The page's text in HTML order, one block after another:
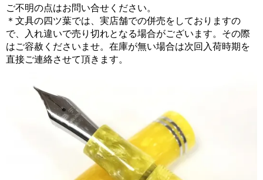
ご不明の点はお問い合せください。
＊文具の四ツ葉では、実店舗での併売をしておりますの
で、入れ違いで売り切れとなる場合がございます。その際
はご容赦くださいませ。在庫が無い場合は次回入荷時期を
直接ご連絡させて頂きます。